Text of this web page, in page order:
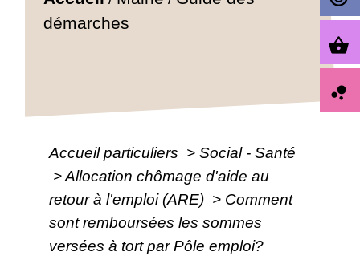
démarches
Accueil particuliers > Social - Santé
>Allocation chômage d'aide au
retour à l'emploi (ARE) > Comment
sont remboursées les sommes
versées à tort par Pôle emploi?
shopping_basket
bubble_chart